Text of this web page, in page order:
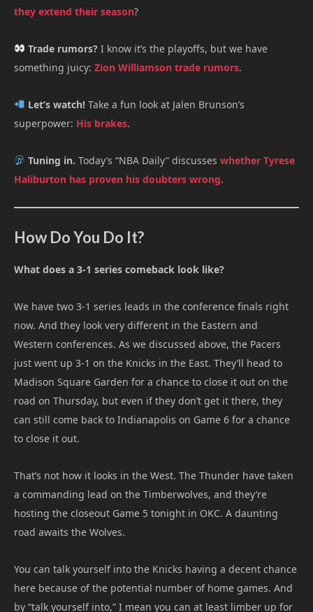
they extend their season?
Trade rumors? I know it’s the playoffs, but we have
something juicy: Zion Williamson trade rumors.
Let’s watch! Take a fun look at Jalen Brunson’s
superpower: His brakes.
Tuning in. Today’s “NBA Daily” discusses whether Tyrese
Haliburton has proven his doubters wrong.
How Do You Do It?
What does a 3-1 series comeback look like?
We have two 3-1 series leads in the conference finals right
now. And they look very different in the Eastern and
Western conferences. As we discussed above, the Pacers
just went up 3-1 on the Knicks in the East. They’ll head to
Madison Square Garden for a chance to close it out on the
road on Thursday, but even if they don’t get it there, they
can still come back to Indianapolis on Game 6 for a chance
to close it out.
That’s not how it looks in the West. The Thunder have taken
a commanding lead on the Timberwolves, and they’re
hosting the closeout Game 5 tonight in OKC. A daunting
road awaits the Wolves.
You can talk yourself into the Knicks having a decent chance
here because of the potential number of home games. And
by “talk yourself into,” I mean you can at least limber up for